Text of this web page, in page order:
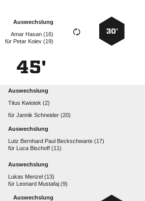
30’
Auswechslung
  
für   
45'
Auswechslung
  
für  
Auswechslung
    
für   
Auswechslung
  
für   
Auswechslung